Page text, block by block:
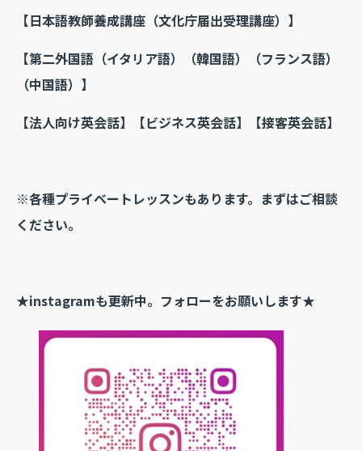
【日本語教師養成講座（文化庁届出受理講座）】
【第二外国語（イタリア語）（韓国語）（フランス語）
（中国語）】
【法人向け英会話】
【ビジネス英会話】【接客英会話】
※各種プライベートレッスンもあります。まずはご相談
ください。
★instagramも更新中。フォローをお願いします★